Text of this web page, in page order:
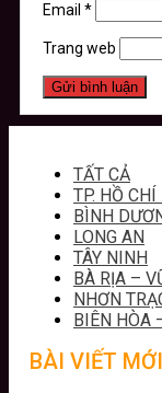
Email *
Trang web
TẤT CẢ
TP. HỒ
BÌNH
LONG AN
TÂY NINH
BÀ RỊA –
NHƠN
BIÊN HÒA
BÀI VIẾT MỚI